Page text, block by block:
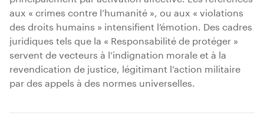
aux « crimes contre l’humanité », ou aux « violations
des droits humains » intensifient l’émotion. Des cadres
juridiques tels que la « Responsabilité de protéger »
servent de vecteurs à l’indignation morale et à la
revendication de justice, légitimant l’action militaire
par des appels à des normes universelles.